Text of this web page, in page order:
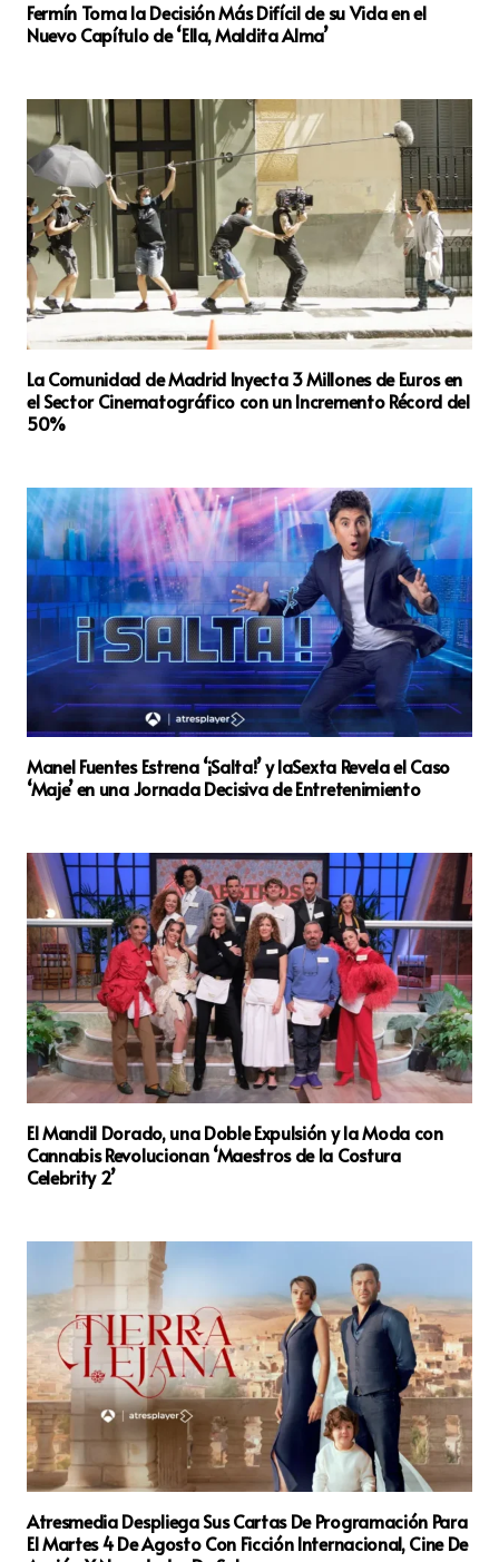
Fermín Toma la Decisión Más Difícil de su Vida en el
Nuevo Capítulo de ‘Ella, Maldita Alma’
La Comunidad de Madrid Inyecta 3 Millones de Euros en
el Sector Cinematográfico con un Incremento Récord del
50%
Manel Fuentes Estrena ‘¡Salta!’ y laSexta Revela el Caso
‘Maje’ en una Jornada Decisiva de Entretenimiento
El Mandil Dorado, una Doble Expulsión y la Moda con
Cannabis Revolucionan ‘Maestros de la Costura
Celebrity 2’
Atresmedia Despliega Sus Cartas De Programación Para
El Martes 4 De Agosto Con Ficción Internacional, Cine De